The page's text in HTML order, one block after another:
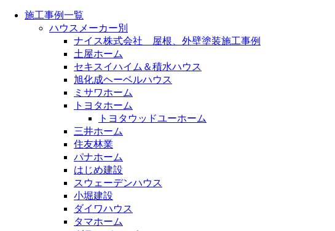
施工事例一覧
ハウスメーカー別
ナイス株式会社 屋根、外壁塗装施工事例
土屋ホーム
セキスイハイム＆積水ハウス
旭化成ヘーベルハウス
ミサワホーム
トヨタホーム
トヨタウッドユーホーム
三井ホーム
住友林業
パナホーム
はじめ建設
スウェーデンハウス
小堀建設
ダイワハウス
タマホーム